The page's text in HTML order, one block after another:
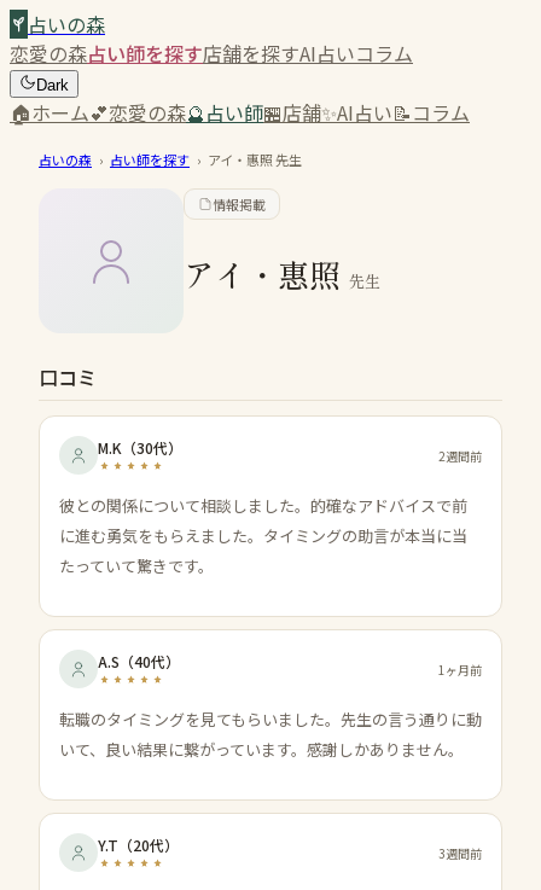
占いの森
恋愛の森占い師を探す店舗を探すAI占いコラム
Dark
🏠ホーム💕恋愛の森🔮占い師🏪店舗✨AI占い📝コラム
占いの森 › 占い師を探す › アイ・惠照先生
情報掲載
アイ・惠照 先生
口コミ
M.K （30代） 2週間前
彼との関係について相談しました。的確なアドバイスで前
に進む勇気をもらえました。タイミングの助言が本当に当
たっていて驚きです。
A.S （40代） 1ヶ月前
転職のタイミングを見てもらいました。先生の言う通りに動
いて、良い結果に繋がっています。感謝しかありません。
Y.T （20代） 3週間前